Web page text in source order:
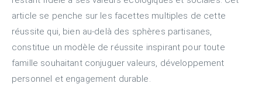
article se penche sur les facettes multiples de cette
réussite qui, bien au-delà des sphères partisanes,
constitue un modèle de réussite inspirant pour toute
famille souhaitant conjuguer valeurs, développement
personnel et engagement durable.